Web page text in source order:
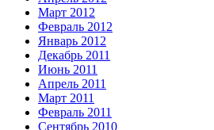
Март 2012
Февраль 2012
Январь 2012
Декабрь 2011
Июнь 2011
Апрель 2011
Март 2011
Февраль 2011
Сентябрь 2010